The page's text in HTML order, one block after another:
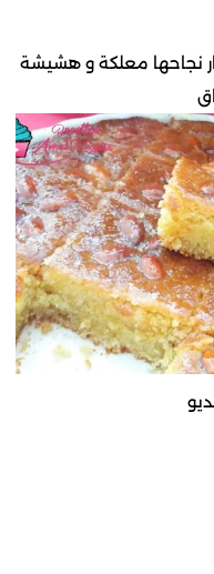
نجاحها معلكة و هشيشة